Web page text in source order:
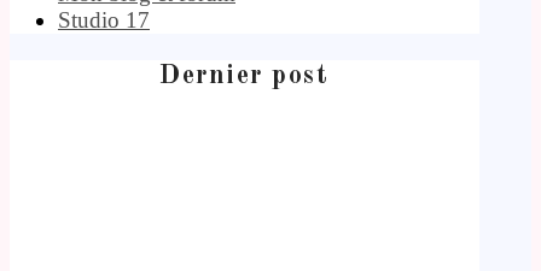
Studio 17
Dernier post